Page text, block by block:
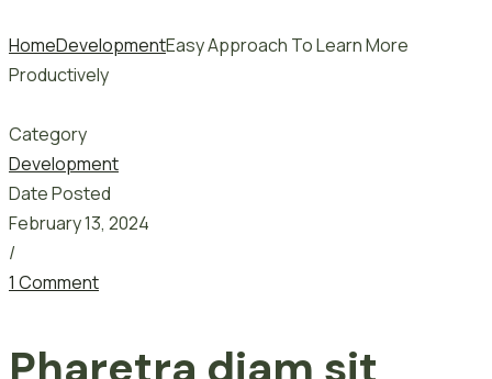
HomeDevelopmentEasy Approach To Learn More
Productively
Category
Development
Date Posted
February 13, 2024
/
1 Comment